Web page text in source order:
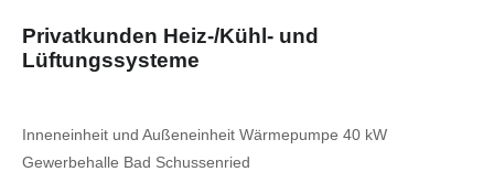
Privatkunden Heiz-/Kühl- und
Lüftungssysteme
Inneneinheit und Außeneinheit Wärmepumpe 40 kW
Gewerbehalle Bad Schussenried